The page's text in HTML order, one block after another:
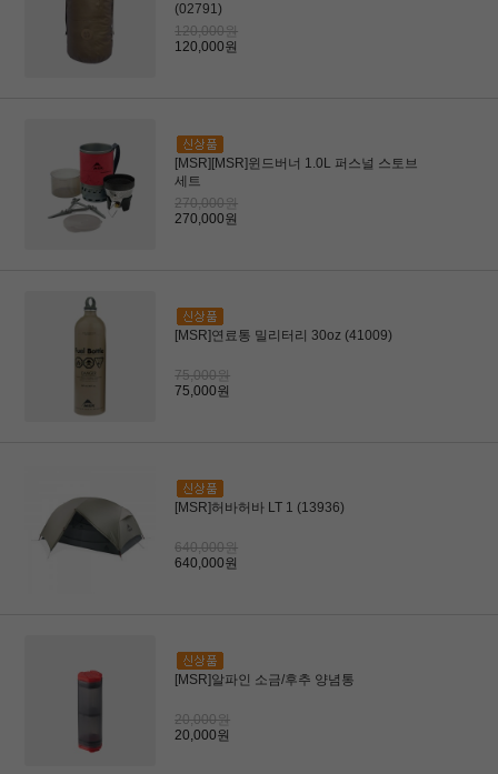
(02791)
120,000원
120,000원
[MSR][MSR]윈드버너 1.0L 퍼스널 스토브
세트
270,000원
270,000원
[MSR]연료통 밀리터리 30oz (41009)
75,000원
75,000원
[MSR]허바허바 LT 1 (13936)
640,000원
640,000원
[MSR]알파인 소금/후추 양념통
20,000원
20,000원